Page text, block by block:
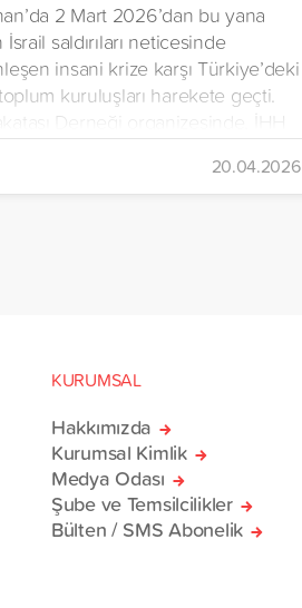
2 Mart 2026’dan bu yana
İsrail saldırıları neticesinde
insani krize karşı Türkiye’deki
kuruluşları harekete geçti.
Derneği organizesinde, İHH
Yardım Vakfı, Yetim Vakfı ve
Çocukları Derneği tarafından
ve içerisinde acil ihtiyaç
20.04.2026
KURUMSAL
Hakkımızda
Kurumsal Kimlik
Medya Odası
Şube ve Temsilcilikler
Bülten / SMS Abonelik